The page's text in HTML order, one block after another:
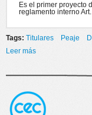
Es el primer proyecto
reglamento interno
Tags: Titulares Peaje
Leer más